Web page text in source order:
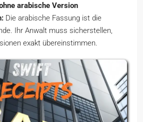
arabische Version
Die arabische Fassung ist die
Ihr Anwalt muss sicherstellen,
exakt übereinstimmen.